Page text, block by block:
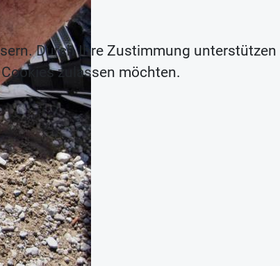
Durch Ihre Zustimmung unterstützen
zulassen möchten.